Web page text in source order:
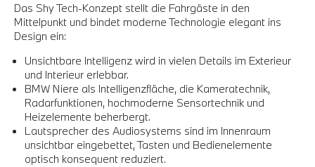
Das Shy Tech-Konzept stellt die Fahrgäste in den
Mittelpunkt und bindet moderne Technologie elegant ins
Design ein:
Unsichtbare Intelligenz wird in vielen Details im Exterieur
und Interieur erlebbar.
BMW Niere als Intelligenzfläche, die Kameratechnik,
Radarfunktionen, hochmoderne Sensortechnik und
Heizelemente beherbergt.
Lautsprecher des Audiosystems sind im Innenraum
unsichtbar eingebettet, Tasten und Bedienelemente
optisch konsequent reduziert.